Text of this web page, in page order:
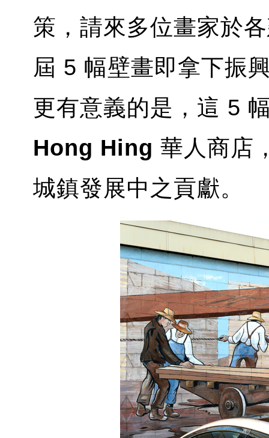
策，請來多位畫家於
屆 5 幅壁畫即拿下振
更有意義的是，這 5
Hong Hing 華人商店
城鎮發展中之貢獻。